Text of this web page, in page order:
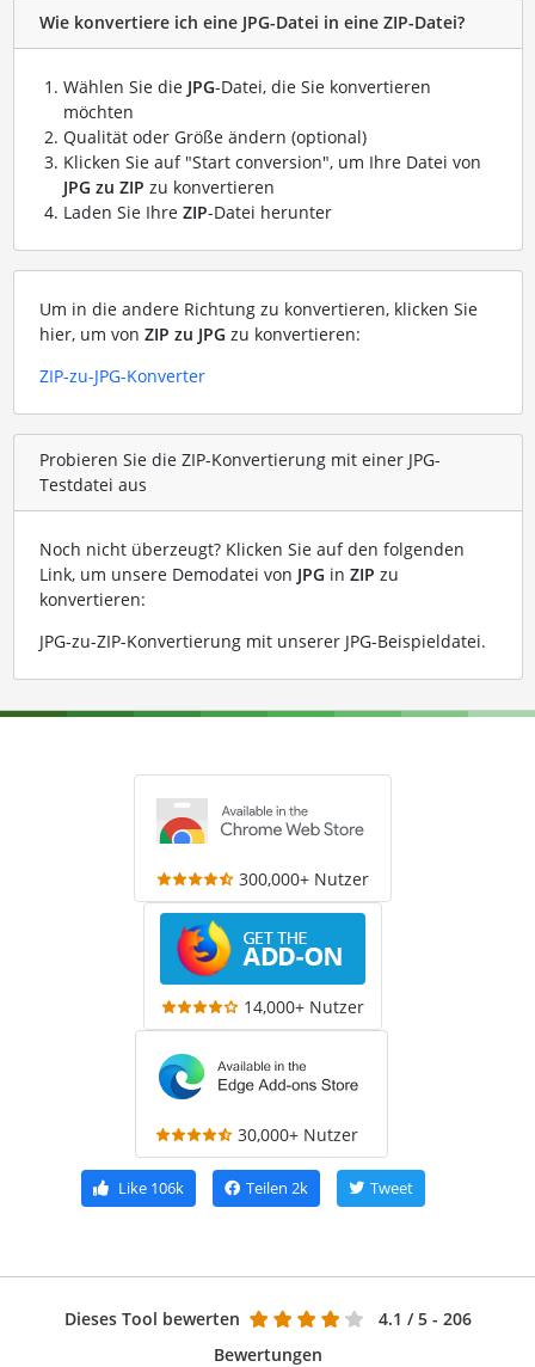
Wie konvertiere ich eine JPG-Datei in eine ZIP-Datei?
Wählen Sie die JPG-Datei, die Sie konvertieren
möchten
Qualität oder Größe ändern (optional)
Klicken Sie auf "Start conversion", um Ihre Datei von
JPG zu ZIP zu konvertieren
Laden Sie Ihre ZIP-Datei herunter
Um in die andere Richtung zu konvertieren, klicken Sie
hier, um von ZIP zu JPG zu konvertieren:
ZIP-zu-JPG-Konverter
Probieren Sie die ZIP-Konvertierung mit einer JPG-
Testdatei aus
Noch nicht überzeugt? Klicken Sie auf den folgenden
Link, um unsere Demodatei von JPG in ZIP zu
konvertieren:
JPG-zu-ZIP-Konvertierung mit unserer JPG-Beispieldatei.
300,000+ Nutzer
14,000+ Nutzer
30,000+ Nutzer
Like 106k Teilen 2k Tweet
Dieses Tool bewerten 4.1 / 5 - 206
Bewertungen